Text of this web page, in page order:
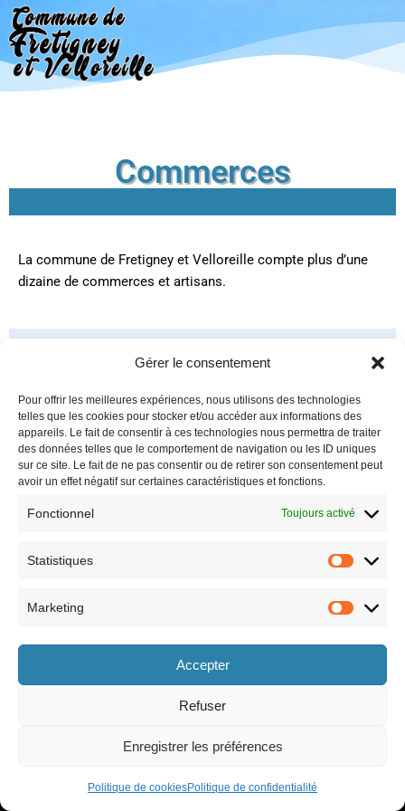
Gérer le consentement
Pour offrir les meilleures expériences, nous utilisons des technologies
telles que les cookies pour stocker et/ou accéder aux informations des
appareils. Le fait de consentir à ces technologies nous permettra de traiter
des données telles que le comportement de navigation ou les ID uniques
sur ce site. Le fait de ne pas consentir ou de retirer son consentement peut
avoir un effet négatif sur certaines caractéristiques et fonctions.
Fonctionnel Toujours activé
Statistiques
Marketing
Accepter
Refuser
Enregistrer les préférences
Politique de cookiesPolitique de confidentialité
Aller
au
contenu
Commerces
Bureau tabac
Boulangerie
Coiffeur
La commune de Fretigney et Velloreille compte plus d’une
dizaine de commerces et artisans.
Horaires
le lundi 8h30-12h et 13h30-17h30,
le jeudi 8h30-12h et 13h30-17h30,
le vendredi 8h30-12h et 13h30-17h,